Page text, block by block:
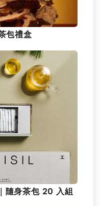
包禮盒
隨身茶包 20 入組